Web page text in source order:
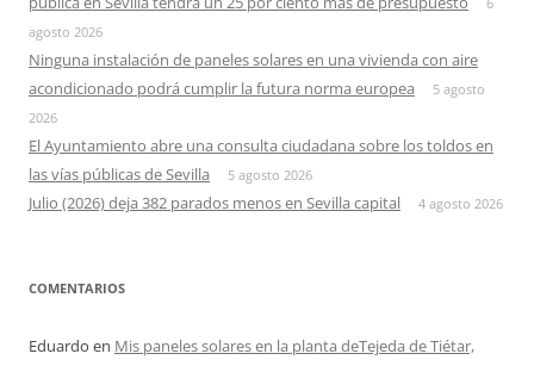
agosto 2026
Ninguna instalación de paneles solares en una vivienda con aire
acondicionado podrá cumplir la futura norma europea
5 agosto
2026
El Ayuntamiento abre una consulta ciudadana sobre los toldos en
las vías públicas de Sevilla
5 agosto 2026
Julio (2026) deja 382 parados menos en Sevilla capital 4 agosto 2026
COMENTARIOS
Eduardo en Mis paneles solares en la planta deTejeda de Tiétar,